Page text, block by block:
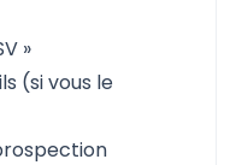
»
(si vous le